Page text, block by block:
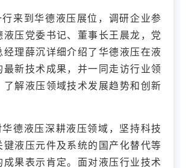
行来到华德液压展位，调研企业参
液压党委书记、董事长王晨龙，党
经理薛沉详细介绍了华德液压在液
最新技术成果，并一同走访行业领
了解液压领域技术发展趋势和创新
华德液压深耕液压领域，坚持科技
键液压元件及系统的国产化替代等
成果表示肯定。面对液压行业技术